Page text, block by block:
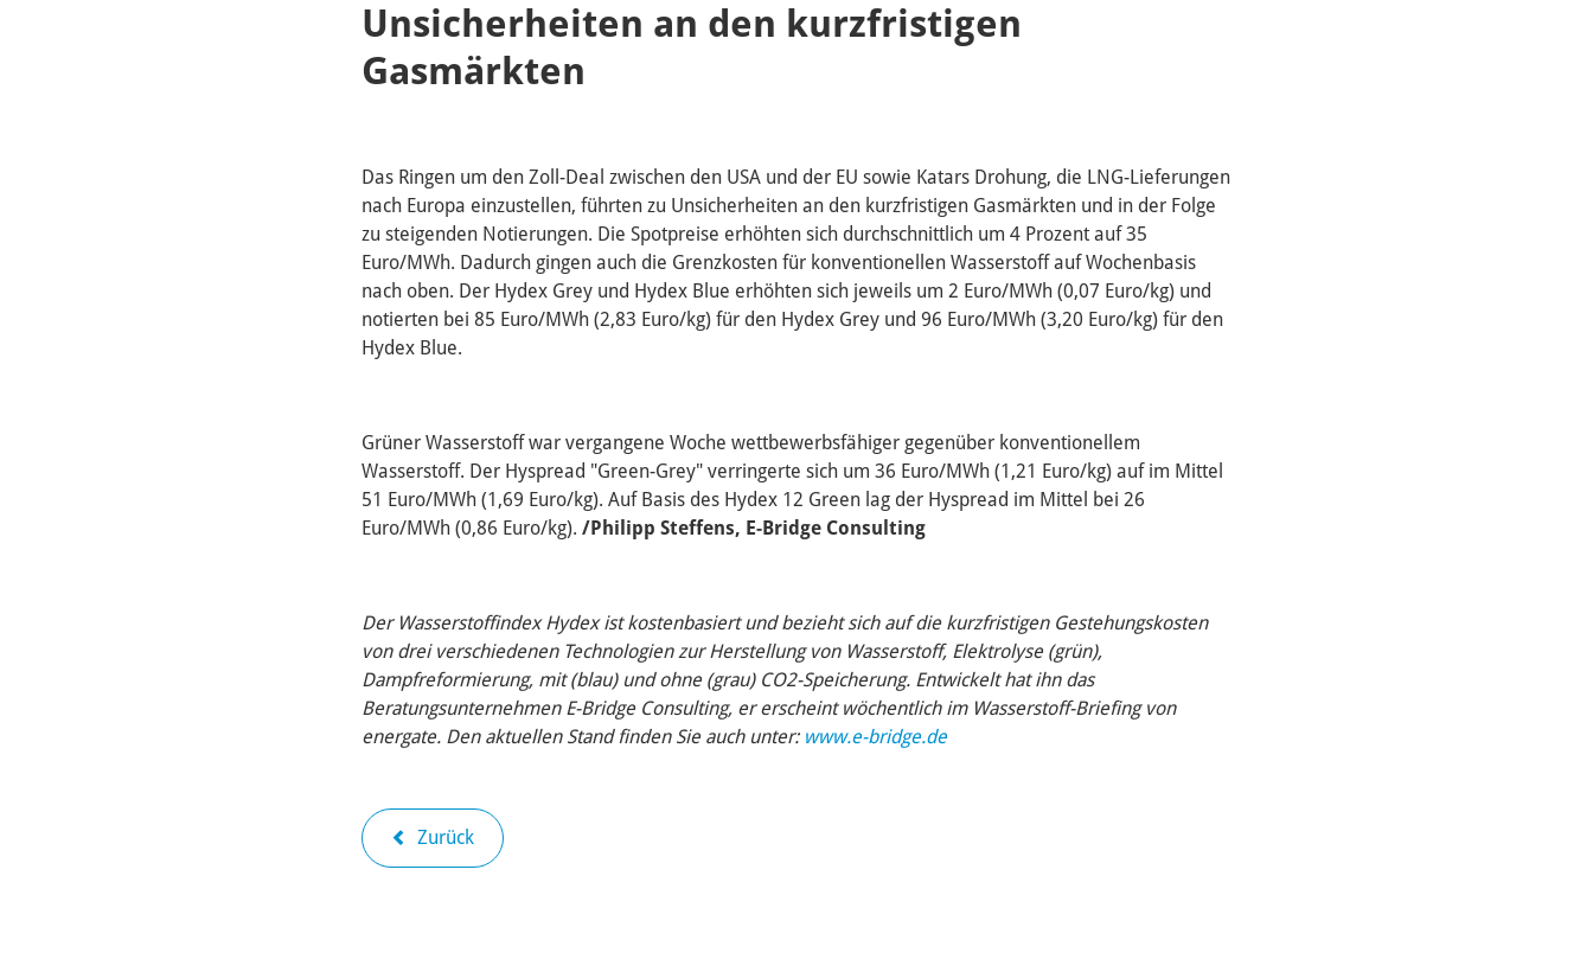
Unsicherheiten an den kurzfristigen
Gasmärkten
Das Ringen um den Zoll-Deal zwischen den USA und der EU sowie Katars Drohung, die LNG-Lieferungen
nach Europa einzustellen, führten zu Unsicherheiten an den kurzfristigen Gasmärkten und in der Folge
zu steigenden Notierungen. Die Spotpreise erhöhten sich durchschnittlich um 4 Prozent auf 35
Euro/MWh. Dadurch gingen auch die Grenzkosten für konventionellen Wasserstoff auf Wochenbasis
nach oben. Der Hydex Grey und Hydex Blue erhöhten sich jeweils um 2 Euro/MWh (0,07 Euro/kg) und
notierten bei 85 Euro/MWh (2,83 Euro/kg) für den Hydex Grey und 96 Euro/MWh (3,20 Euro/kg) für den
Hydex Blue.
Grüner Wasserstoff war vergangene Woche wettbewerbsfähiger gegenüber konventionellem
Wasserstoff. Der Hyspread "Green-Grey" verringerte sich um 36 Euro/MWh (1,21 Euro/kg) auf im Mittel
51 Euro/MWh (1,69 Euro/kg). Auf Basis des Hydex 12 Green lag der Hyspread im Mittel bei 26
Euro/MWh (0,86 Euro/kg)./Philipp Steffens, E-Bridge Consulting
Der Wasserstoffindex Hydex ist kostenbasiert und bezieht sich auf die kurzfristigen Gestehungskosten
von drei verschiedenen Technologien zur Herstellung von Wasserstoff, Elektrolyse (grün),
Dampfreformierung, mit (blau) und ohne (grau) CO2-Speicherung. Entwickelt hat ihn das
Beratungsunternehmen E-Bridge Consulting, er erscheint wöchentlich im Wasserstoff-Briefing von
energate. Den aktuellen Stand finden Sie auch unter: www.e-bridge.de
Zurück